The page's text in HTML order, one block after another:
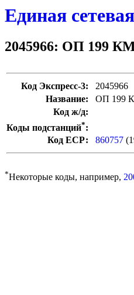
Единая
2045966: ОП 199
Код Экспресс-3:
2045966
Название:
ОП 199
Код ж/д:
Коды подстанций*:
Код ЕСР:
860757
*Некоторые коды, например,